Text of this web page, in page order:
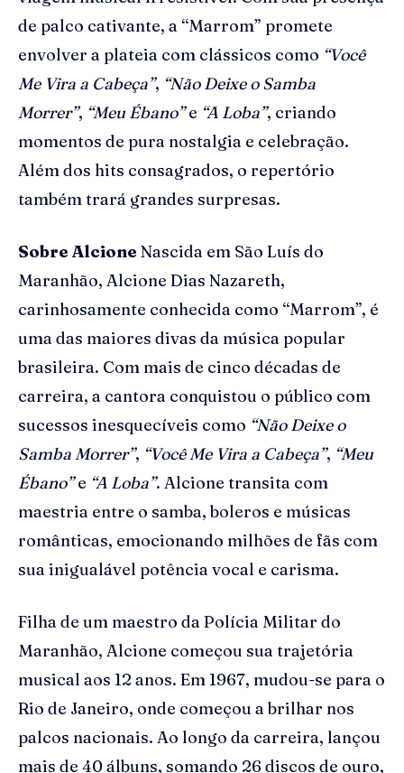
de palco cativante, a “Marrom” promete
envolver a plateia com clássicos como “Você
Me Vira a Cabeça”, “Não Deixe o Samba
Morrer”, “Meu Ébano”e “A Loba”, criando
momentos de pura nostalgia e celebração.
Além dos hits consagrados, o repertório
também trará grandes surpresas.
Sobre Alcione Nascida em São Luís do
Maranhão, Alcione Dias Nazareth,
carinhosamente conhecida como “Marrom”, é
uma das maiores divas da música popular
brasileira. Com mais de cinco décadas de
carreira, a cantora conquistou o público com
sucessos inesquecíveis como “Não Deixe o
Samba Morrer”, “Você Me Vira a Cabeça”, “Meu
Ébano”e “A Loba”. Alcione transita com
maestria entre o samba, boleros e músicas
românticas, emocionando milhões de fãs com
sua inigualável potência vocal e carisma.
Filha de um maestro da Polícia Militar do
Maranhão, Alcione começou sua trajetória
musical aos 12 anos. Em 1967, mudou-se para o
Rio de Janeiro, onde começou a brilhar nos
palcos nacionais. Ao longo da carreira, lançou
mais de 40 álbuns, somando 26 discos de ouro,